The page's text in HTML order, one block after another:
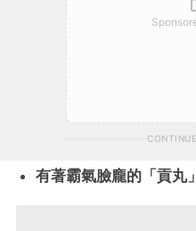
有著霸氣臉龐的「貢丸